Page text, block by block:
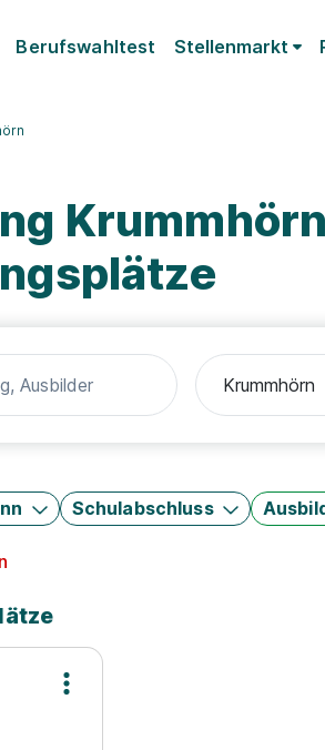
Berufswahltest Stellenmarkt
Schulabschluss